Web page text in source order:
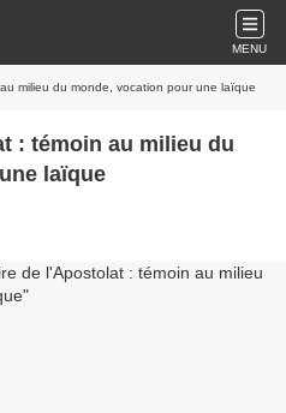
MENU
milieu du monde, vocation pour une laïque
: témoin au milieu du
laïque